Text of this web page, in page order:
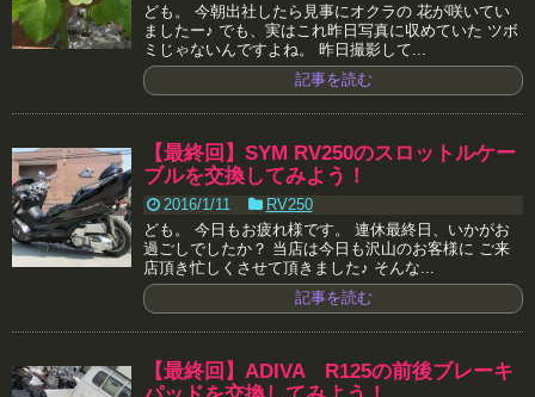
ども。 今朝出社したら見事にオクラの 花が咲いてい
ましたー♪ でも、実はこれ昨日写真に収めていた ツボ
ミじゃないんですよね。 昨日撮影して...
記事を読む
【最終回】SYM RV250のスロットルケー
ブルを交換してみよう！
2016/1/11
RV250
ども。 今日もお疲れ様です。 連休最終日、いかがお
過ごしでしたか？ 当店は今日も沢山のお客様に ご来
店頂き忙しくさせて頂きました♪ そんな...
記事を読む
【最終回】ADIVA R125の前後ブレーキ